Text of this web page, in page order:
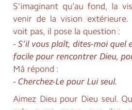
S’imaginant qu’au fond, la
venir de la vision
voit pas, il pose la question :
- S’il vous plaît, dites-moi quel
facile pour rencontrer Dieu,
Mâ répond :
- Cherchez-Le pour Lui seul.
Aimez Dieu pour Dieu seul.